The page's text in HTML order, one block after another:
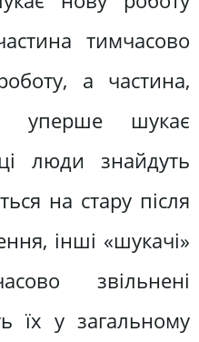
тимчасово
а частина,
уперше шукає
люди знайдуть
на стару після
інші «шукачі»
звільнені
їх у загальному